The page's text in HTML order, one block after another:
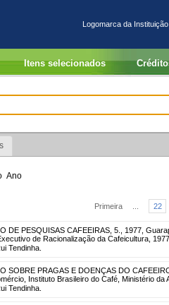
Logomarca da
Itens selecionados
Ano
Primeira 22
DE PESQUISAS CAFEEIRAS, 5., 1977,
de Racionalização da Cafeicultura,
Tendinha.
SOBRE PRAGAS E DOENÇAS DO
Instituto Brasileiro do Café, Ministério da
Tendinha.